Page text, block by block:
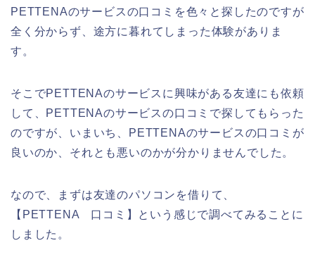
PETTENAのサービスの口コミを色々と探したのですが
全く分からず、途方に暮れてしまった体験がありま
す。
そこでPETTENAのサービスに興味がある友達にも依頼
して、PETTENAのサービスの口コミで探してもらった
のですが、いまいち、PETTENAのサービスの口コミが
良いのか、それとも悪いのかが分かりませんでした。
なので、まずは友達のパソコンを借りて、
【PETTENA 口コミ】という感じで調べてみることに
しました。